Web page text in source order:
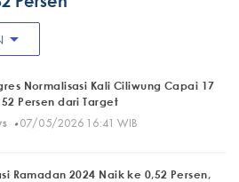
arrow_drop_down
Normalisasi Kali Ciliwung Capai 17
52 Persen dari Target
· 07/05/2026 16:41 WIB
Ramadan 2024 Naik ke 0,52 Persen,